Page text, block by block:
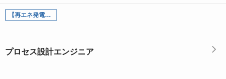
【再エネ発電所】プロセス設計エンジニア
プロセス設計エンジニア